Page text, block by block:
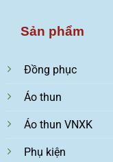
Sản phẩm
Đồng phục
Áo thun
Áo thun VNXK
Phụ kiện